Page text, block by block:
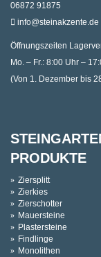
06872 91875
info@steinakzente.de
Öffnungszeiten
Mo. – Fr.: 8:00 Uhr –
(Von 1. Dezember bis
PRODUKTE
Ziersplitt
Zierkies
Zierschotter
Mauersteine
Plastersteine
Findlinge
Monolithen